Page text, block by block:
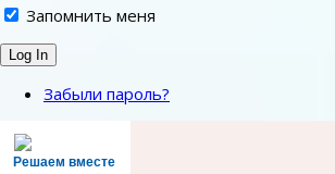
Запомнить меня
Забыли пароль?
Решаем вместе